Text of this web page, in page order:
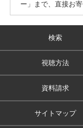
ー」まで、直接お
検索
視聴方法
資料請求
サイトマップ